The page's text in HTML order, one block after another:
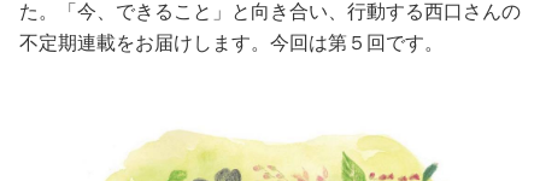
美容/健康
妊娠/出産/家族
た。「今、できること」と向き合い、行動する西口さんの
不定期連載をお届けします。今回は第５回です。